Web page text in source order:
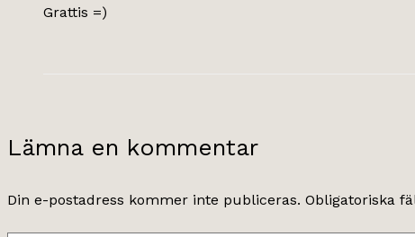
Grattis =)
Lämna en kommentar
Din e-postadress kommer inte publiceras. Obligatoriska